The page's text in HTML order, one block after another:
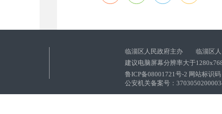
临淄区人民政府主办 临淄区人
建议电脑屏幕分辨率大于
鲁ICP备08001721号-2 网站标识
公安机关备案号：